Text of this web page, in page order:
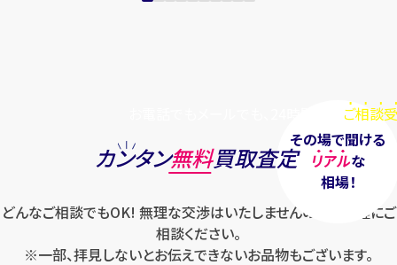
ご相談
その場で聞ける
リアルな
相場！
カンタン無料買取査定
どんなご相談でもOK! 無理な交渉はいたしませんのでお気軽にご
相談ください。
※一部、拝見しないとお伝えできないお品物もございます。